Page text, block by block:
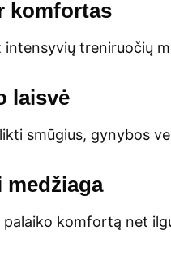
komfortas
treniruočių
laisvė
smūgius, gynybos
komfortą net